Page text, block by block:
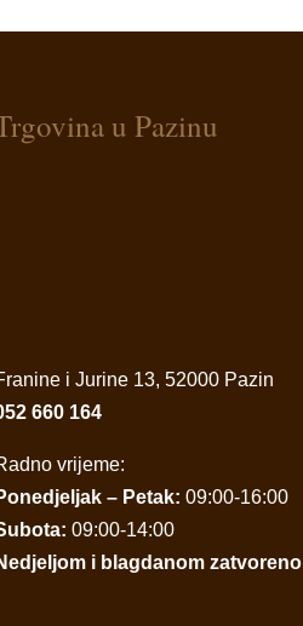
u Pazinu
i Jurine 13, 52000 Pazin
660 164
vrijeme:
– Petak: 09:00-16:00
09:00-14:00
i blagdanom zatvoreno